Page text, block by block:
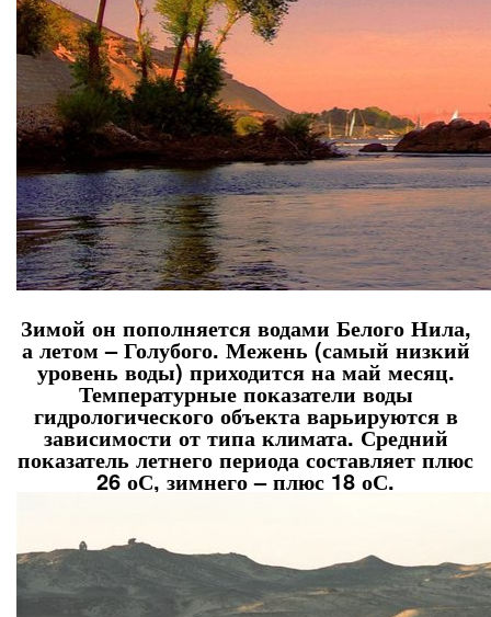
Зимой он пополняется водами Белого Нила,
а летом – Голубого. Межень (самый низкий
уровень воды) приходится на май месяц.
Температурные показатели воды
гидрологического объекта варьируются в
зависимости от типа климата. Средний
показатель летнего периода составляет плюс
26 оС, зимнего – плюс 18 оС.